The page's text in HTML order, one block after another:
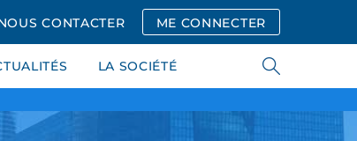
CONTACTER ME CONNECTER
LA SOCIÉTÉ